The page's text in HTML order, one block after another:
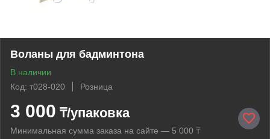
Воланы для бадминтона
В наличии
Код: т028-020
Розница
3 000 ₸/упаковка
Минимальная сумма заказа на сайте — 5 000 ₸